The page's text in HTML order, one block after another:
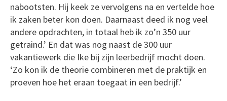
nabootsten. Hij keek ze vervolgens na en vertelde hoe
ik zaken beter kon doen. Daarnaast deed ik nog veel
andere opdrachten, in totaal heb ik zo’n 350 uur
getraind.’ En dat was nog naast de 300 uur
vakantiewerk die Ike bij zijn leerbedrijf mocht doen.
‘Zo kon ik de theorie combineren met de praktijk en
proeven hoe het eraan toegaat in een bedrijf.’